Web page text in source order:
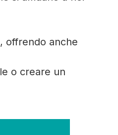
offrendo anche
o creare un